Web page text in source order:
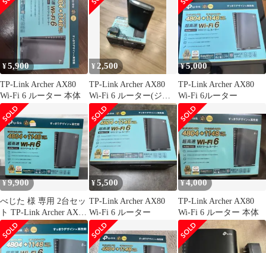
¥5,900
TP-Link Archer AX80
Wi-Fi 6 ルーター 本体
¥ 2,500
TP-Link Archer AX80
Wi-Fi 6 ルーター(ジャ
ンク)
¥5,000
TP-Link Archer AX80
Wi-Fi 6ルーター
¥9,900
べじた 様 専用 2台セッ
ト TP-Link Archer AX80
Wi-Fi6 ルーター
**4422314
4897098687963
¥5,500
TP-Link Archer AX80
Wi-Fi 6 ルーター
¥4,000
TP-Link Archer AX80
Wi-Fi 6 ルーター 本体